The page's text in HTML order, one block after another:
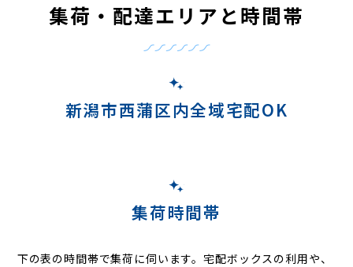
集荷・配達エリアと時間帯
新潟市西蒲区内全域宅配OK
集荷時間帯
下の表の時間帯で集荷に伺います。宅配ボックスの利用や、